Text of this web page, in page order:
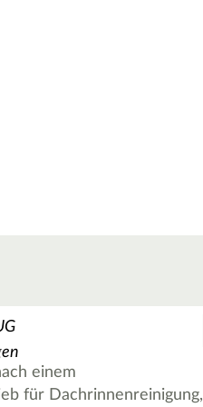
einem
für Dachrinnenreinigung,